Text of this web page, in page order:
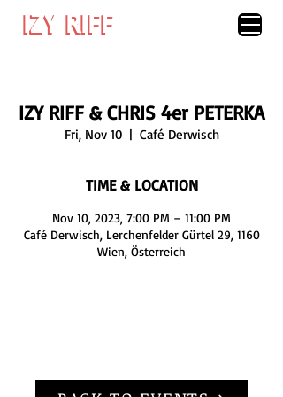
IZY RIFF
IZY RIFF
IZY RIFF & CHRIS 4er PETERKA
Fri, Nov 10
  |
Café Derwisch
TIME & LOCATION
Nov 10, 2023, 7:00 PM – 11:00 PM
Café Derwisch, Lerchenfelder Gürtel 29, 1160
Wien, Österreich